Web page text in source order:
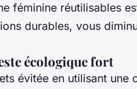
féminine réutilisables
durables, vous
écologique fort
évitée en utilisant une